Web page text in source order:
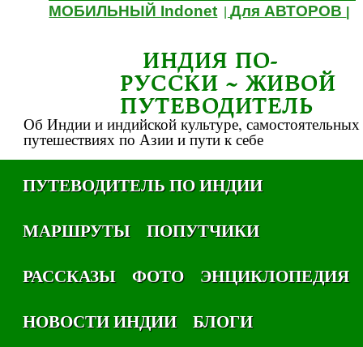
МОБИЛЬНЫЙ Indonet |Для АВТОРОВ
ИНДИЯ ПО-
РУССКИ ~ ЖИВОЙ
ПУТЕВОДИТЕЛЬ
Об Индии и индийской культуре, самостоятельных
путешествиях по Азии и пути к себе
ПУТЕВОДИТЕЛЬ ПО ИНДИИ
МАРШРУТЫ
ПОПУТЧИКИ
РАССКАЗЫ
ФОТО
ЭНЦИКЛОПЕДИЯ
НОВОСТИ ИНДИИ
БЛОГИ